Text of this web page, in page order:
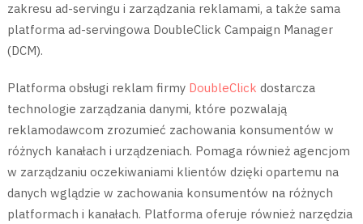
zakresu ad-servingu i zarządzania reklamami, a także sama
platforma ad-servingowa DoubleClick Campaign Manager
(DCM).
Platforma obsługi reklam firmy DoubleClick dostarcza
technologie zarządzania danymi, które pozwalają
reklamodawcom zrozumieć zachowania konsumentów w
różnych kanałach i urządzeniach. Pomaga również agencjom
w zarządzaniu oczekiwaniami klientów dzięki opartemu na
danych wglądzie w zachowania konsumentów na różnych
platformach i kanałach. Platforma oferuje również narzędzia